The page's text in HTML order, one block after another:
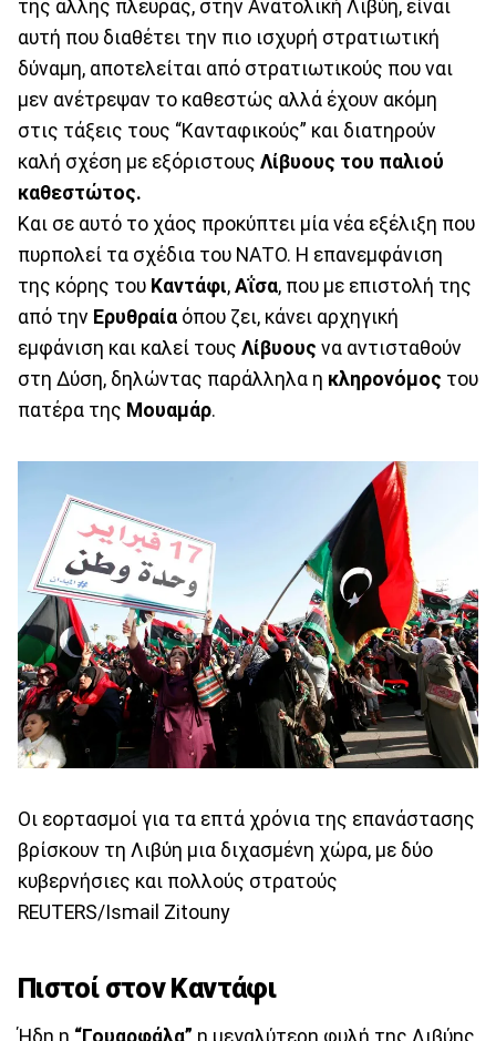
της άλλης πλευράς, στην Ανατολική Λιβύη, είναι
αυτή που διαθέτει την πιο ισχυρή στρατιωτική
δύναμη, αποτελείται από στρατιωτικούς που ναι
μεν ανέτρεψαν το καθεστώς αλλά έχουν ακόμη
στις τάξεις τους “Κανταφικούς” και διατηρούν
καλή σχέση με εξόριστους Λίβυους του παλιού
καθεστώτος.
Και σε αυτό το χάος προκύπτει μία νέα εξέλιξη που
πυρπολεί τα σχέδια του ΝΑΤΟ. Η επανεμφάνιση
της κόρης του Καντάφι, Αΐσα, που με επιστολή της
από την Ερυθραία όπου ζει, κάνει αρχηγική
εμφάνιση και καλεί τους Λίβυους να αντισταθούν
στη Δύση, δηλώντας παράλληλα η κληρονόμος του
πατέρα της Μουαμάρ.
Οι εορτασμοί για τα επτά χρόνια της επανάστασης
βρίσκουν τη Λιβύη μια διχασμένη χώρα, με δύο
κυβερνήσιες και πολλούς στρατούς
REUTERS/Ismail Zitouny
Πιστοί στον Καντάφι